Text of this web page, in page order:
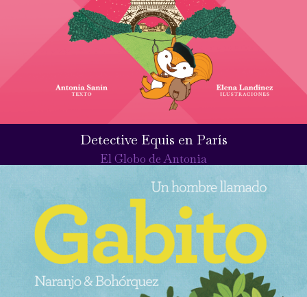
Detective Equis en París
El Globo de Antonia